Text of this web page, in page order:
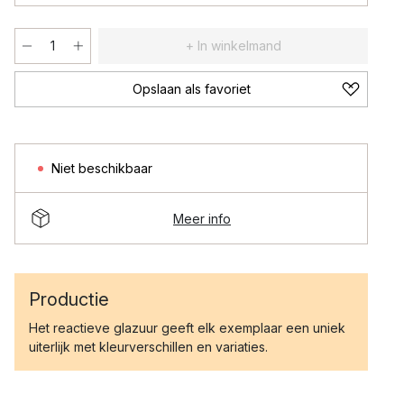
+ In winkelmand
Opslaan als favoriet
Niet beschikbaar
Meer info
Productie
Het reactieve glazuur geeft elk exemplaar een uniek
uiterlijk met kleurverschillen en variaties.